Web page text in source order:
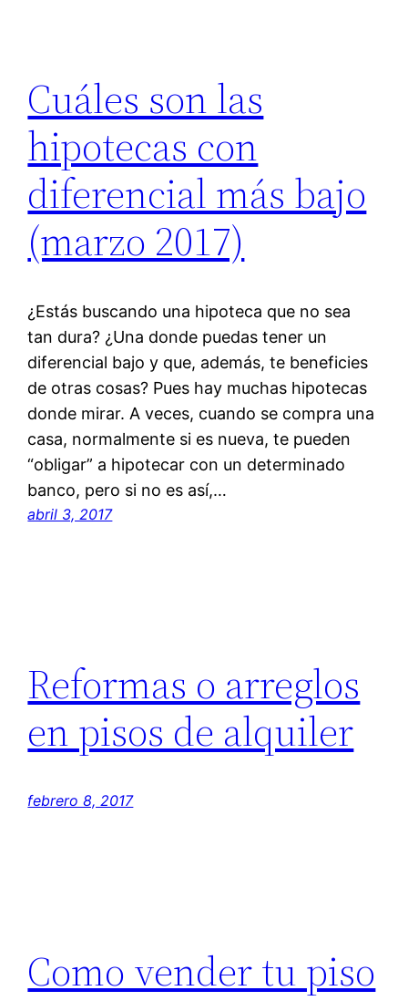
Cuáles son las
hipotecas con
diferencial más bajo
(marzo 2017)
¿Estás buscando una hipoteca que no sea
tan dura? ¿Una donde puedas tener un
diferencial bajo y que, además, te beneficies
de otras cosas? Pues hay muchas hipotecas
donde mirar. A veces, cuando se compra una
casa, normalmente si es nueva, te pueden
“obligar” a hipotecar con un determinado
banco, pero si no es así,…
abril 3, 2017
Reformas o arreglos
en pisos de alquiler
febrero 8, 2017
Como vender tu piso